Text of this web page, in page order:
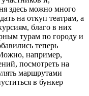
здесь можно много
на откуп театрам, а
благо в них
турам по городу и
теперь
например,
посмотреть на
маршрутами
в бункер